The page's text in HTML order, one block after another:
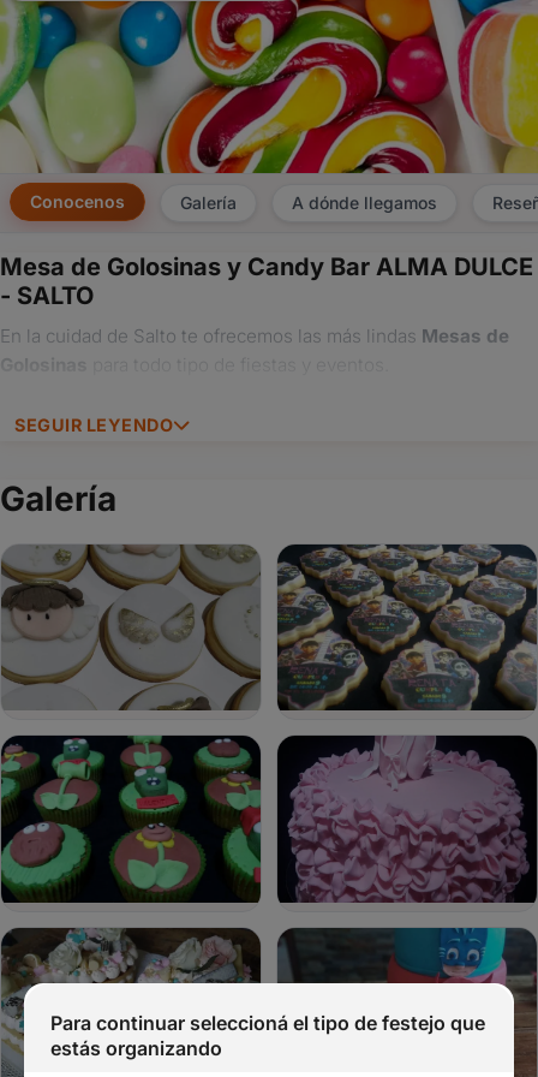
Para continuar seleccioná el tipo de festejo que
estás organizando
Conocenos Galería A dónde llegamos
Mesa de Golosinas y Candy Bar ALMA DULCE
- SALTO
En la cuidad de Salto te ofrecemos las más lindas Mesas de
Golosinas
SEGUIR LEYENDO
Galería
×
Consultar
cuenta?
aquí
para
tus
datos
y
tiempo.
Ingresar y autocompletar
Nombre
Email
Celular
Tipo
de
evento